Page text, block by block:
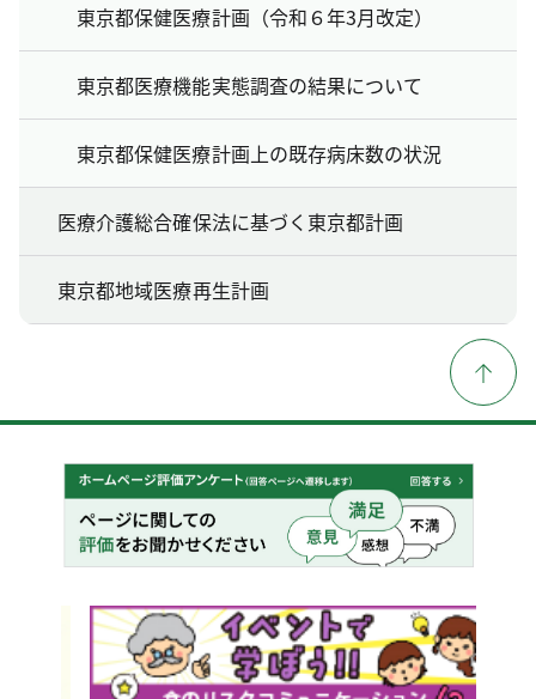
東京都保健医療計画（令和６年3月改定）
東京都医療機能実態調査の結果について
東京都保健医療計画上の既存病床数の状況
医療介護総合確保法に基づく東京都計画
東京都地域医療再生計画